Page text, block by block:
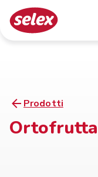
Prodotti
Ortofrutta